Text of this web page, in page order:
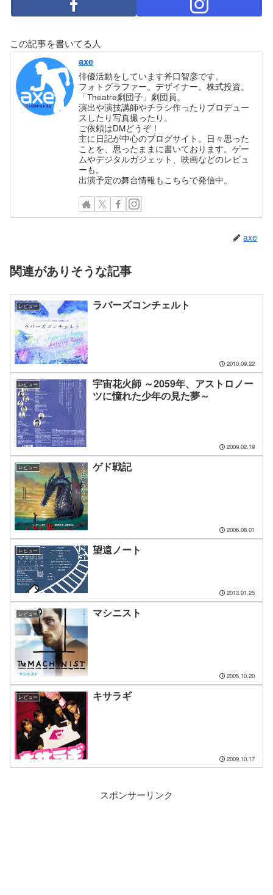
この記事を書いてる人
axe
俳優活動をしています斧口智彦です。
フォトグラファー。デザイナー。株式投資。
「Theatre劇団子」劇団員。
演出や演技講師やチラシ作ったりプロデュー
スしたり写真撮ったり。
ご依頼はDMどうぞ！
主に日記が中心のブログサイト。日々思った
ことを、思ったままに書いております。ゲー
ムやデジタルガジェット、映画などのレビュ
ーも。
出演予定の舞台情報もこちらで発信中。
axe
関連がありそうな記事
レビュー ラバーズコンチェルト
2010.09.22
レビュー
宇宙花火師 ～2059年、アストロノー
ツに憧れた少年の見た夢～
2009.02.19
レビュー ゲド戦記
2006.08.01
レビュー 望遠ノート
2013.01.25
レビュー マシニスト
2005.10.20
レビュー キサラギ
2009.10.17
スポンサーリンク